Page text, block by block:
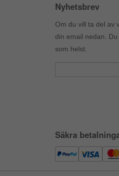
Nyhetsbrev
Om du vill ta del av
din email nedan.
som helst.
Säkra